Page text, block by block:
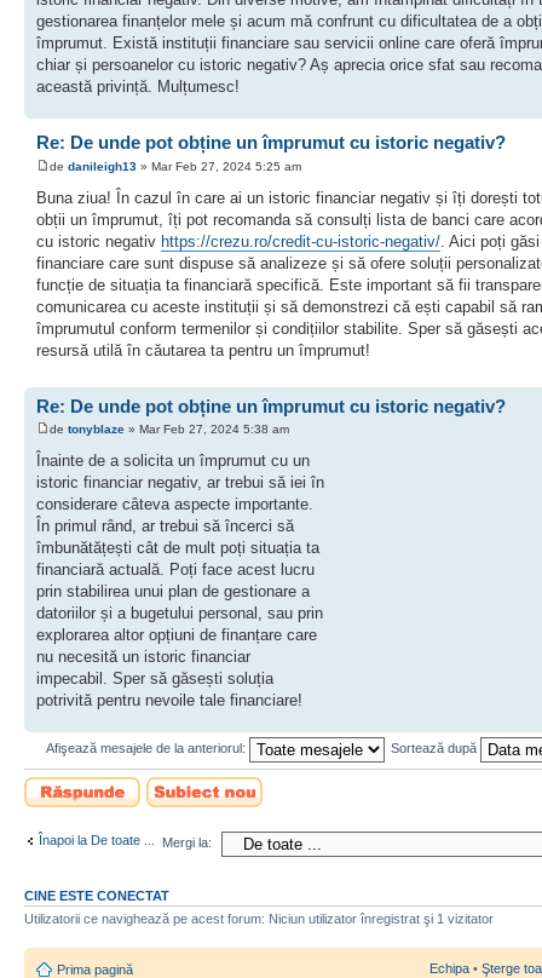
gestionarea finanțelor mele și acum mă confrunt cu dificultatea de a
împrumut. Există instituții financiare sau servicii online care oferă
chiar și persoanelor cu istoric negativ? Aș aprecia orice sfat sau
această privință. Mulțumesc!
Re: De unde pot obține un împrumut cu istoric negativ?
de danileigh13 » Mar Feb 27, 2024 5:25 am
Buna ziua! În cazul în care ai un istoric financiar negativ și îți dorești
obții un împrumut, îți pot recomanda să consulți lista de banci care
cu istoric negativ https://crezu.ro/credit-cu-istoric-negativ/ . Aici poți
financiare care sunt dispuse să analizeze și să ofere soluții
funcție de situația ta financiară specifică. Este important să fii
comunicarea cu aceste instituții și să demonstrezi că ești capabil să
împrumutul conform termenilor și condițiilor stabilite. Sper să găsești
resursă utilă în căutarea ta pentru un împrumut!
Re: De unde pot obține un împrumut cu istoric negativ?
de tonyblaze » Mar Feb 27, 2024 5:38 am
Înainte de a solicita un împrumut cu un
istoric financiar negativ, ar trebui să iei în
considerare câteva aspecte importante.
În primul rând, ar trebui să încerci să
îmbunătățești cât de mult poți situația ta
financiară actuală. Poți face acest lucru
prin stabilirea unui plan de gestionare a
datoriilor și a bugetului personal, sau prin
explorarea altor opțiuni de finanțare care
nu necesită un istoric financiar
impecabil. Sper să găsești soluția
potrivită pentru nevoile tale financiare!
Afişează mesajele de la anteriorul: Sortează după
Scrie un răspuns
Scrie un subiect
nou
Înapoi la De toate ... Mergi la:
CINE ESTE CONECTAT
Utilizatorii ce navighează pe acest forum: Niciun utilizator înregistrat şi 1 vizitator
Prima pagină Echipa • Şterge